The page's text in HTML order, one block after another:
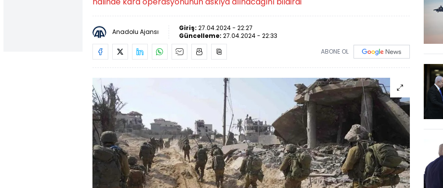
Anadolu Ajansı Giriş: 27.04.2024 - 22:27
Güncelleme: 27.04.2024 - 22:33
ABONE OL